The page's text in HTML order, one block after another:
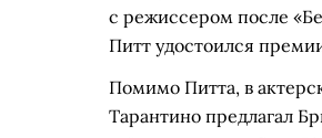
с режиссером после
Питт удостоился
Помимо Питта, в
Тарантино предлагал